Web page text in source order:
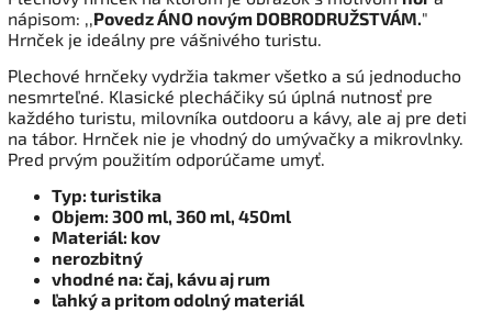
nápisom: ,,Povedz ÁNO novým DOBRODRUŽSTVÁM."
Hrnček je ideálny pre vášnivého turistu.
Plechové hrnčeky vydržia takmer všetko a sú jednoducho
nesmrteľné. Klasické plecháčiky sú úplná nutnosť pre
každého turistu, milovníka outdooru a kávy, ale aj pre deti
na tábor. Hrnček nie je vhodný do umývačky a mikrovlnky.
Pred prvým použitím odporúčame umyť.
Typ: turistika
Objem: 300 ml, 360 ml, 450ml
Materiál: kov
nerozbitný
vhodné na: čaj, kávu aj rum
ľahký a pritom odolný materiál